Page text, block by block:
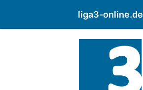
liga3-online.de